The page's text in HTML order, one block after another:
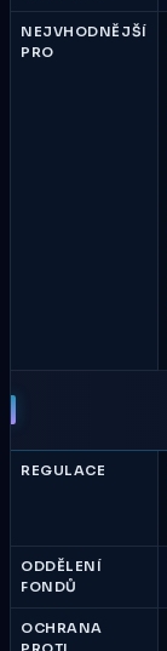
NEJVHODNĚJŠÍ
PRO
REGULACE
ODDĚLENÍ
FONDŮ
OCHRANA